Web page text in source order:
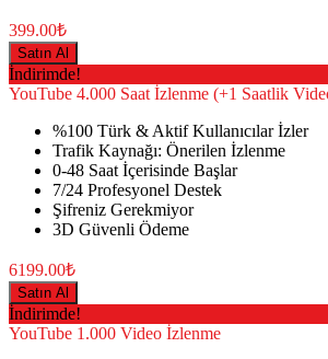
399.00₺
Satın Al
İndirimde!
YouTube 4.000 Saat İzlenme (+1 Saatlik
%100 Türk & Aktif Kullanıcılar İzler
Trafik Kaynağı: Önerilen İzlenme
0-48 Saat İçerisinde Başlar
7/24 Profesyonel Destek
Şifreniz Gerekmiyor
3D Güvenli Ödeme
6199.00₺
Satın Al
İndirimde!
YouTube 1.000 Video İzlenme